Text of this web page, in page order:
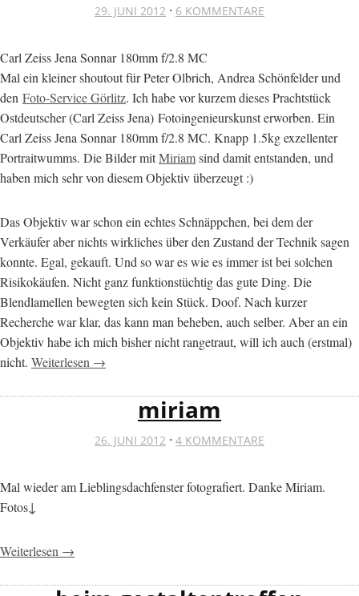
29. JUNI 2012 · 6 KOMMENTARE
Carl Zeiss Jena Sonnar 180mm f/2.8 MC
Mal ein kleiner shoutout für Peter Olbrich, Andrea Schönfelder und
den Foto-Service Görlitz. Ich habe vor kurzem dieses Prachtstück
Ostdeutscher (Carl Zeiss Jena) Fotoingenieurskunst erworben. Ein
Carl Zeiss Jena Sonnar 180mm f/2.8 MC. Knapp 1.5kg exzellenter
Portraitwumms. Die Bilder mitMiriamsind damit entstanden, und
haben mich sehr von diesem Objektiv überzeugt :)
Das Objektiv war schon ein echtes Schnäppchen, bei dem der
Verkäufer aber nichts wirkliches über den Zustand der Technik sagen
konnte. Egal, gekauft. Und so war es wie es immer ist bei solchen
Risikokäufen. Nicht ganz funktionstüchtig das gute Ding. Die
Blendlamellen bewegten sich kein Stück. Doof. Nach kurzer
Recherche war klar, das kann man beheben, auch selber. Aber an ein
Objektiv habe ich mich bisher nicht rangetraut, will ich auch (erstmal)
nicht. Weiterlesen →
miriam
26. JUNI 2012 · 4 KOMMENTARE
Mal wieder am Lieblingsdachfenster fotografiert. Danke Miriam.
Fotos↓
Weiterlesen →